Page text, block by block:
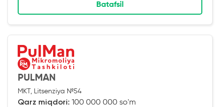
Batafsil
PULMAN
MKT, Litsenziya №54
Qarz miqdori: 100 000 000 so'm